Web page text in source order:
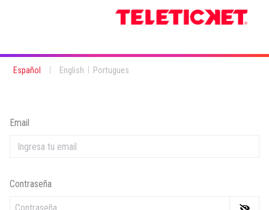
Español English Portugues
Email
Contraseña